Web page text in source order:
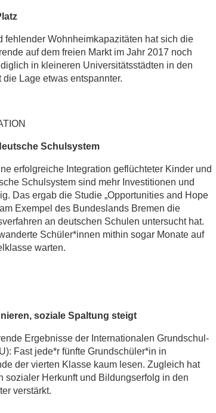
fehlender Wohnheimkapazitäten hat sich die
auf dem freien Markt im Jahr 2017 noch
in kleineren Universitätsstädten in den
Lage etwas entspannter.
Schulsystem
erfolgreiche Integration geflüchteter Kinder und
Schulsystem sind mehr Investitionen und
Das ergab die Studie „Opportunities and Hope
Exempel des Bundeslands Bremen die
an deutschen Schulen untersucht hat.
Schüler*innen mithin sogar Monate auf
warten.
soziale Spaltung steigt
Ergebnisse der Internationalen Grundschul-
Fast jede*r fünfte Grundschüler*in in
der vierten Klasse kaum lesen. Zugleich hat
sozialer Herkunft und Bildungserfolg in den
verstärkt.